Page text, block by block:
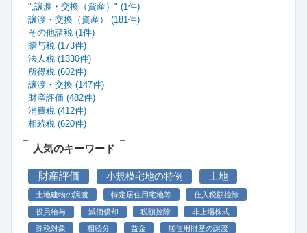
",譲渡・交換（資産）" (1件)
譲渡・交換（資産） (181件)
その他諸税 (1件)
贈与税 (173件)
法人税 (1330件)
所得税 (602件)
譲渡・交換 (147件)
財産評価 (482件)
消費税 (412件)
相続税 (620件)
人気のキーワード
財産評価 小規模宅地の特例 土地
土地建物の譲渡 特定居住用宅地等 仕入税額控除
役員給与 減価償却 税額控除
非上場株式
課税対象
相続分 益金
居住用財産の譲渡